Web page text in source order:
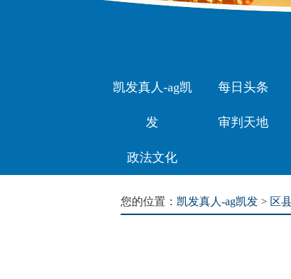
凯发真人-ag凯
发
每日头条
审判天地
政法文化
您的位置： 凯发真人-ag凯发 > 区